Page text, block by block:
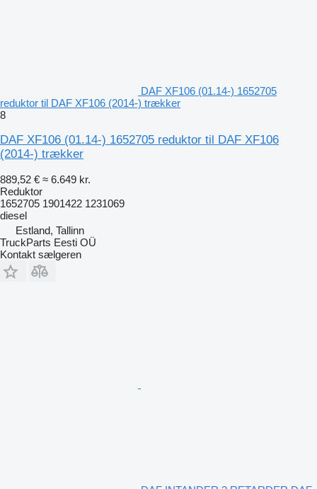
DAF XF106 (01.14-) 1652705
reduktor til DAF XF106 (2014-) trækker
8
DAF XF106 (01.14-) 1652705 reduktor til DAF XF106
(2014-) trækker
889,52 € ≈ 6.649 kr.
Reduktor
1652705 1901422 1231069
diesel
Estland, Tallinn
TruckParts Eesti OÜ
Kontakt sælgeren